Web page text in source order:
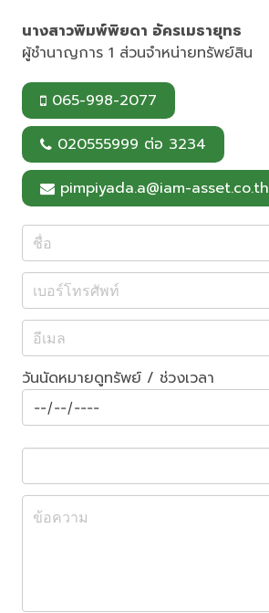
นางสาวพิมพ์พิยดา อัครเมธายุทธ
ผู้ชำนาญการ 1 ส่วนจำหน่ายทรัพย์สิน
065-998-2077
020555999 ต่อ 3234
pimpiyada.a@iam-asset.co.th
วันนัดหมายดูทรัพย์ / ช่วงเวลา